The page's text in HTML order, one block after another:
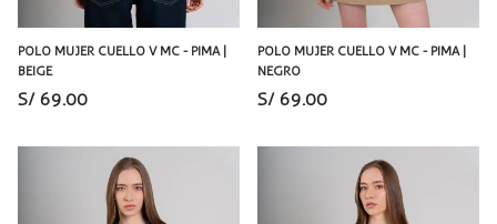
POLO MUJER CUELLO V MC - PIMA |
BEIGE
S/ 69.00
POLO MUJER CUELLO V MC - PIMA |
NEGRO
S/ 69.00